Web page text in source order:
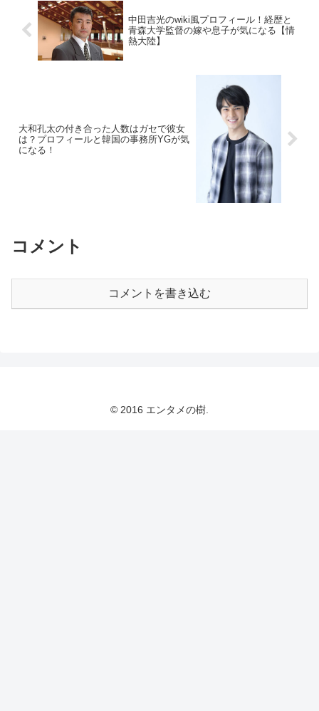
中田吉光のwiki風プロフィール！経歴と
青森大学監督の嫁や息子が気になる【情
熱大陸】
大和孔太の付き合った人数はガセで彼女
は？プロフィールと韓国の事務所YGが気
になる！
コメント
コメントを書き込む
© 2016 エンタメの樹.